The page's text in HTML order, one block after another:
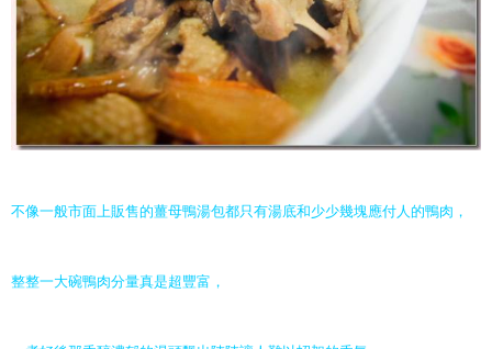
不像一般市面上販售的薑母鴨湯包都只有湯底和少少幾塊應付人的鴨肉，
整整一大碗鴨肉分量真是超豐富，